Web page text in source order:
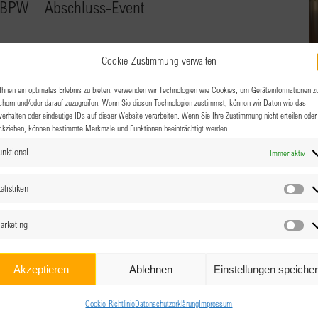
Cookie-Zustimmung verwalten
ein optimales Erlebnis zu bieten, verwenden wir Technologien wie Cookies, um Geräteinformationen
und/oder darauf zuzugreifen. Wenn Sie diesen Technologien zustimmst, können wir Daten wie das
oder eindeutige IDs auf dieser Website verarbeiten. Wenn Sie Ihre Zustimmung nicht erteilen oder
können bestimmte Merkmale und Funktionen beeinträchtigt werden.
Immer aktiv
Akzeptieren Ablehnen Einstellungen
Cookie-RichtlinieDatenschutzerklärungImpressum
– Abschluss-Event
mit uns. Wir freuen uns darauf zu erfahren,
erreicht habt.